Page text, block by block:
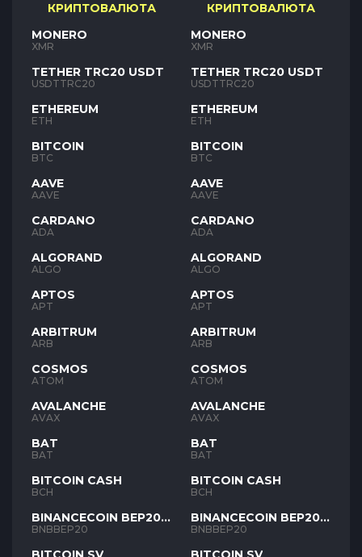
КРИПТОВАЛЮТА
MONERO
XMR
TETHER TRC20 USDT
USDTTRC20
ETHEREUM
ETH
BITCOIN
BTC
AAVE
AAVE
CARDANO
ADA
ALGORAND
ALGO
APTOS
APT
ARBITRUM
ARB
COSMOS
ATOM
AVALANCHE
AVAX
BAT
BAT
BITCOIN CASH
BCH
BINANCECOIN BEP20
BNB
BNBBEP20
КРИПТОВАЛЮТА
MONERO
XMR
TETHER TRC20 USDT
USDTTRC20
ETHEREUM
ETH
BITCOIN
BTC
AAVE
AAVE
CARDANO
ADA
ALGORAND
ALGO
APTOS
APT
ARBITRUM
ARB
COSMOS
ATOM
AVALANCHE
AVAX
BAT
BAT
BITCOIN CASH
BCH
BINANCECOIN BEP20
BNB
BNBBEP20